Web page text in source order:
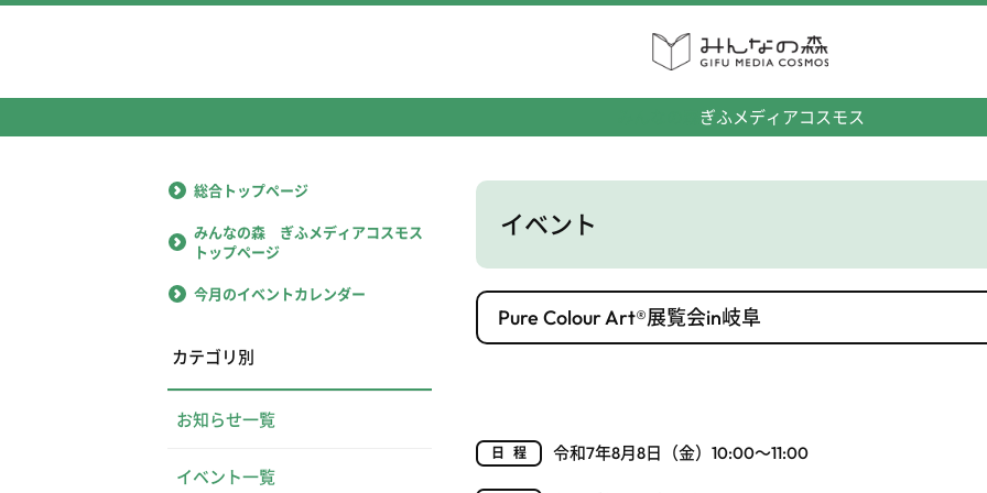
ぎふメディアコスモス
イベント
Pure Colour Art®展覧会in岐阜
日程 令和7年8月8日（金）10:00～11:00
総合トップページ
みんなの森 ぎふメディアコスモス
トップページ
今月のイベントカレンダー
カテゴリ別
お知らせ一覧
イベント一覧